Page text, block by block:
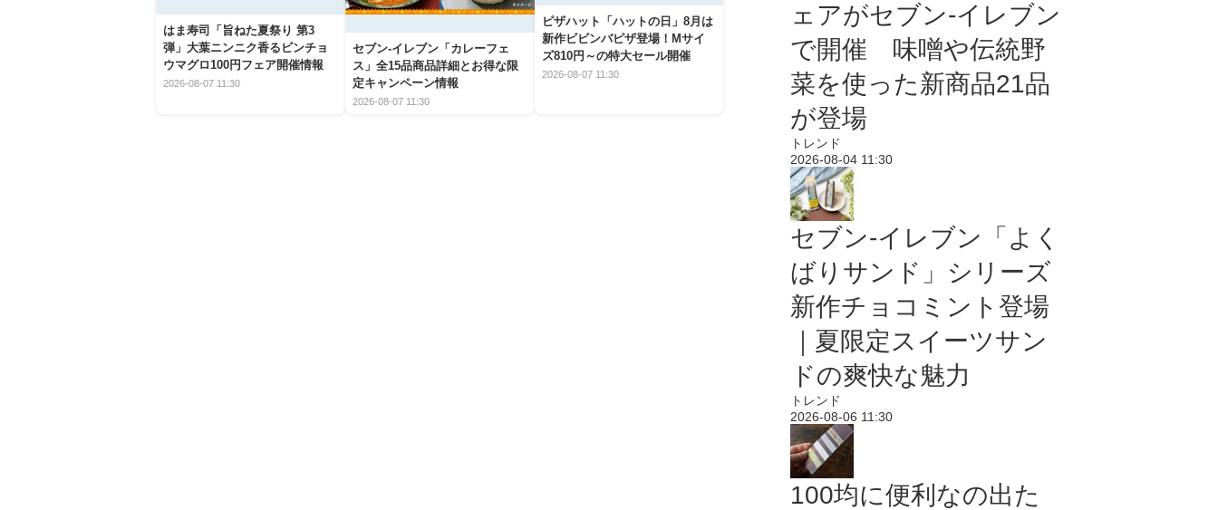
はま寿司「旨ねた夏祭り 第3
弾」大葉ニンニク香るビンチョ
ウマグロ100円フェア開催情報
2026-08-07 11:30
セブン‐イレブン「カレーフェ
ス」全15品商品詳細とお得な限
定キャンペーン情報
2026-08-07 11:30
ピザハット「ハットの日」8月は
新作ビビンバピザ登場！Mサイ
ズ810円～の特大セール開催
2026-08-07 11:30
ェアがセブン-イレブン
で開催 味噌や伝統野
菜を使った新商品21品
が登場
トレンド
2026-08-04 11:30
セブン‐イレブン「よく
ばりサンド」シリーズ
新作チョコミント登場
｜夏限定スイーツサン
ドの爽快な魅力
トレンド
2026-08-06 11:30
100均に便利なの出た